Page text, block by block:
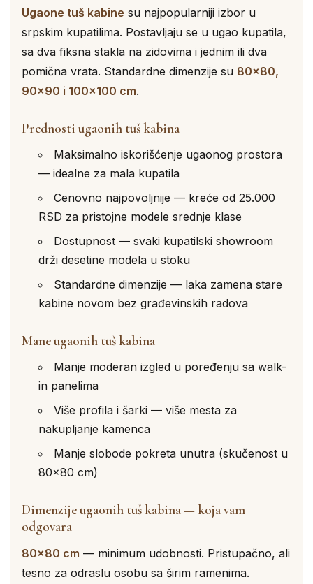
Ugaone tuš kabine su najpopularniji izbor u
srpskim kupatilima. Postavljaju se u ugao kupatila,
sa dva fiksna stakla na zidovima i jednim ili dva
pomična vrata. Standardne dimenzije su 80×80,
90×90 i 100×100 cm.
Prednosti ugaonih tuš kabina
Maksimalno iskorišćenje ugaonog prostora
— idealne za mala kupatila
Cenovno najpovoljnije — kreće od 25.000
RSD za pristojne modele srednje klase
Dostupnost — svaki kupatilski showroom
drži desetine modela u stoku
Standardne dimenzije — laka zamena stare
kabine novom bez građevinskih radova
Mane ugaonih tuš kabina
Manje moderan izgled u poređenju sa walk-
in panelima
Više profila i šarki — više mesta za
nakupljanje kamenca
Manje slobode pokreta unutra (skučenost u
80×80 cm)
Dimenzije ugaonih tuš kabina — koja vam
odgovara
80×80 cm — minimum udobnosti. Pristupačno, ali
tesno za odraslu osobu sa širim ramenima.